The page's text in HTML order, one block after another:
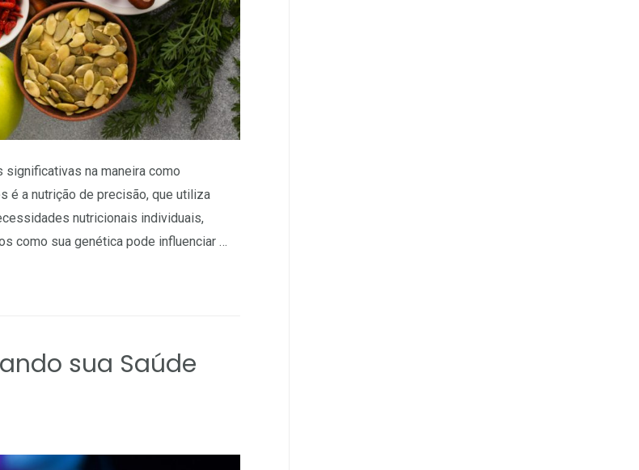
significativas na maneira como
é a nutrição de precisão, que utiliza
nutricionais individuais,
como sua genética pode influenciar …
sua Saúde